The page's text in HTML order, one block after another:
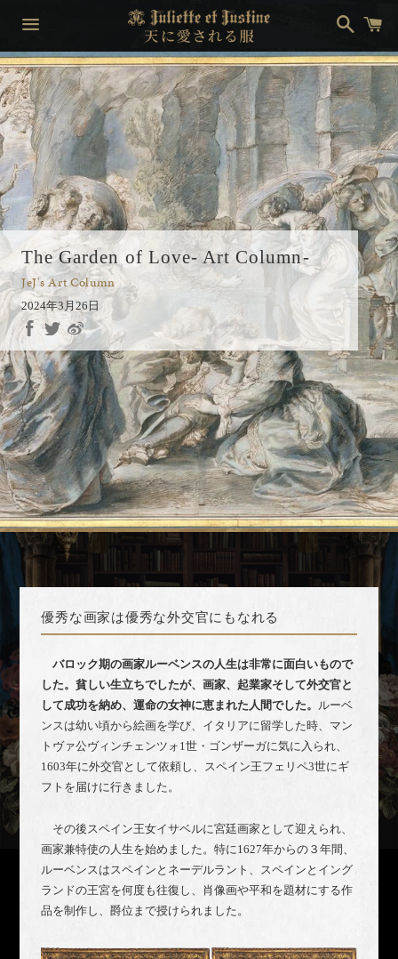
メ
ニ
ュ
ー
ト
The Garden of Love- Art Column-
JeJ's Art Column
2024年3月26日
優秀な画家は優秀な外交官にもなれる
バロック期の画家ルーベンスの人生は非常に面白いもので
した。貧しい生立ちでしたが、画家、起業家そして外交官と
して成功を納め、運命の女神に恵まれた人間でした。 ルーベ
ンスは幼い頃から絵画を学び、イタリアに留学した時、マン
トヴァ公ヴィンチェンツォ1世・ゴンザーガに気に入られ、
1603年に外交官として依頼し、スペイン王フェリペ3世にギ
フトを届けに行きました。
その後スペイン王女イサベルに宮廷画家として迎えられ、
画家兼特使の人生を始めました。特に1627年からの３年間、
ルーベンスはスペインとネーデルラント、スペインとイング
ランドの王宮を何度も往復し、肖像画や平和を題材にする作
品を制作し、爵位まで授けられました。